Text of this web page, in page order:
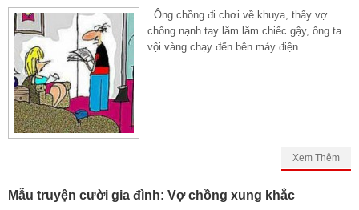
Ông chồng đi chơi về khuya, thấy vợ
chống nạnh tay lăm lăm chiếc gậy, ông ta
vội vàng chạy đến bên máy điện
Xem Thêm
Mẫu truyện cười gia đình: Vợ chồng xung khắc